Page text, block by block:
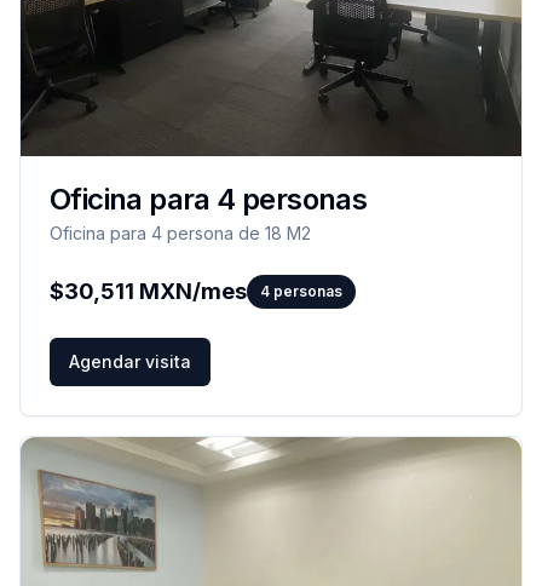
Oficina para 4 personas
Oficina para 4 persona de 18 M2
$30,511 MXN/mes 4 personas
Agendar visita